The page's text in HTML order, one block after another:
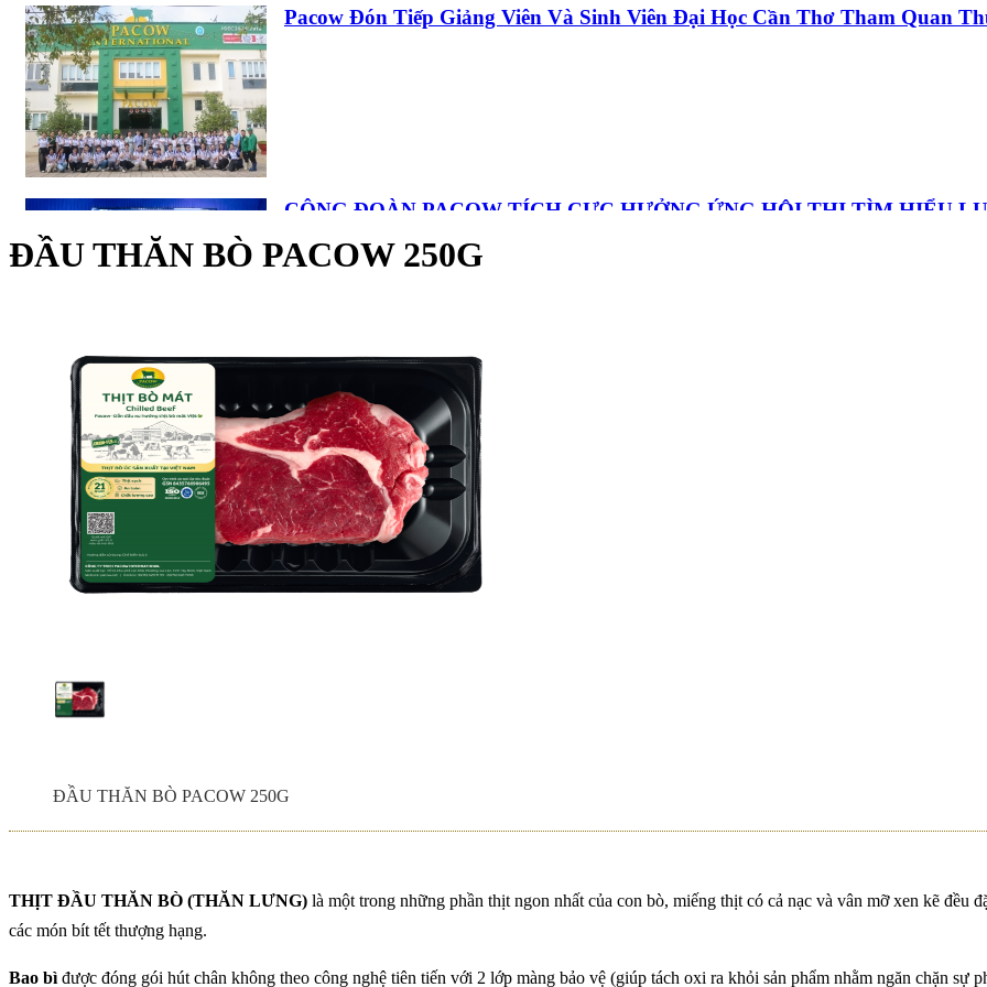
NHÚNG LẨU, MẺ, TÁI CHANH NGON HƠN, DỄ DÀNG HƠN VỚI
THỊT BÒ TÁI PACOW
CAO MỚI
Pacow Đón Tiếp Giảng Viên Và Sinh Viên Đại Học Cần Thơ Tham Quan
CÔNG ĐOÀN PACOW TÍCH CỰC HƯỞNG ỨNG HỘI THI TÌM HIỂU
Các " Sếp Nhí " Rộn Ràng Đón Tết Thiếu Nhi Tại Pacow 2026
ĐUÔI BÒ HẦM THUỐC BẮC NGON KHÓ CƯỠNG – BÍ QUYẾT NẤU
Chính sách phí giao hàng Pacow | Áp dụng cửa hàng 369-371 Hùng Vương
Sinh Viên Đại Học Cần Thơ Trải Nghiệm Thực Tế Tại Nhà Máy & Trang
ĐẦU THĂN BÒ PACOW 250G
ĐẦU THĂN BÒ PACOW 250G
THỊT ĐẦU THĂN BÒ (THĂN LƯNG) là một trong những phần thịt ngon nhất của con bò, miếng thịt có cả nạc và vân mỡ xen kẽ đều
các món bít tết thượng hạng.
Bao bì được đóng gói hút chân không theo công nghệ tiên tiến với 2 lớp màng bảo vệ (giúp tách oxi ra khỏi sản phẩm nhằm ngăn chặn sự